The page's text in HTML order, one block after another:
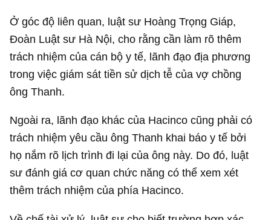
Ở góc độ liên quan, luật sư Hoàng Trọng Giáp,
Đoàn Luật sư Hà Nội, cho rằng cần làm rõ thêm
trách nhiệm của cán bộ y tế, lãnh đạo địa phương
trong việc giám sát tiền sử dịch tễ của vợ chồng
ông Thanh.
Ngoài ra, lãnh đạo khác của Hacinco cũng phải có
trách nhiệm yêu cầu ông Thanh khai báo y tế bởi
họ nắm rõ lịch trình đi lại của ông này. Do đó, luật
sư đánh giá cơ quan chức năng có thể xem xét
thêm trách nhiệm của phía Hacinco.